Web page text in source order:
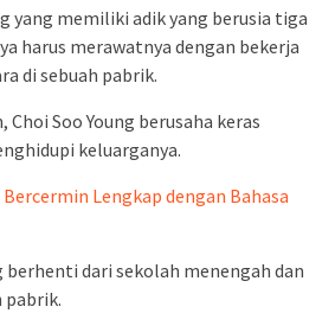
yang memiliki adik yang berusia tiga
harus merawatnya dengan bekerja
di sebuah pabrik.
Soo Young berusaha keras
keluarganya.
Lengkap dengan Bahasa
berhenti dari sekolah menengah dan
pabrik.